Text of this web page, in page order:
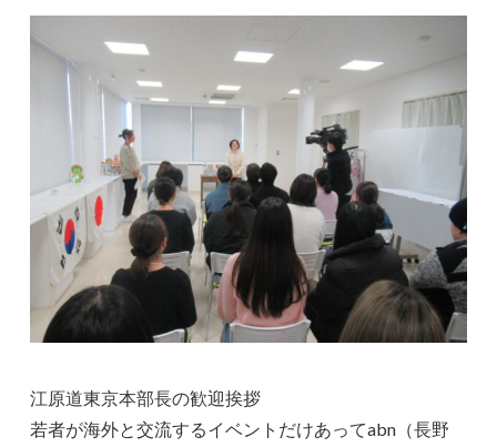
江原道東京本部長の歓迎挨拶
若者が海外と交流するイベントだけあってabn（長野